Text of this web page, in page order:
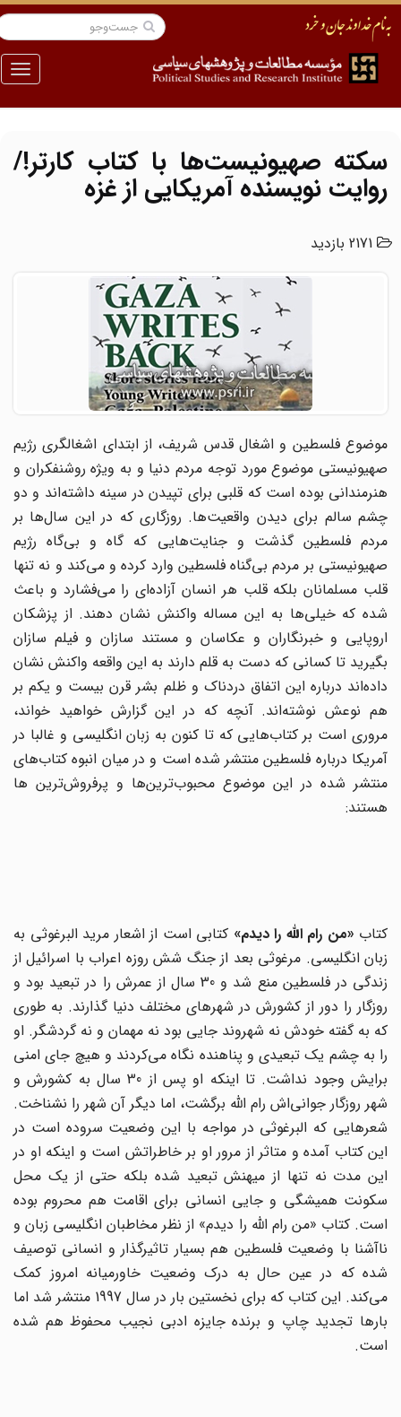
منو
سکته صهیونیست‌ها با کتاب کارتر!/
روایت نویسنده آمریکایی از غزه
2171 بازدید
موضوع فلسطین و اشغال قدس شریف، از ابتدای اشغالگری رژیم
صهیونیستی موضوع مورد توجه مردم دنیا و به ویژه روشنفکران و
هنرمندانی بوده است که قلبی برای تپیدن در سینه داشته‌اند و دو
چشم سالم برای دیدن واقعیت‌ها. روزگاری که در این سال‌ها بر
مردم فلسطین گذشت و جنایت‌هایی که گاه و بی‌گاه رژیم
صهیونیستی بر مردم بی‌گناه فلسطین وارد کرده و می‌کند و نه تنها
قلب مسلمانان بلکه قلب هر انسان آزاده‌ای را می‌فشارد و باعث
شده که خیلی‌ها به این مساله واکنش نشان دهند. از پزشکان
اروپایی و خبرنگاران و عکاسان و مستند سازان و فیلم سازان
بگیرید تا کسانی که دست به قلم دارند به این واقعه واکنش نشان
داده‌اند درباره این اتفاق دردناک و ظلم بشر قرن بیست و یکم بر
هم نوعش نوشته‌اند. آنچه که در این گزارش خواهید خواند،
مروری است بر کتاب‌هایی که تا کنون به زبان انگلیسی و غالبا در
آمریکا درباره فلسطین منتشر شده است و در میان انبوه کتاب‌های
منتشر شده در این موضوع محبوب‌ترین‌ها و پرفروش‌ترین ها
هستند:
کتاب«من رام الله را دیدم»کتابی است از اشعار مرید البرغوثی به
زبان انگلیسی. مرغوثی بعد از جنگ شش روزه اعراب با اسرائیل از
زندگی در فلسطین منع شد و 30 سال از عمرش را در تبعید بود و
روزگار را دور از کشورش در شهرهای مختلف دنیا گذارند. به طوری
که به گفته خودش نه شهروند جایی بود نه مهمان و نه گردشگر. او
را به چشم یک تبعیدی و پناهنده نگاه می‌کردند و هیچ جای امنی
برایش وجود نداشت. تا اینکه او پس از 30 سال به کشورش و
شهر روزگار جوانی‌اش رام الله برگشت، اما دیگر آن شهر را نشناخت.
شعرهایی که البرغوثی در مواجه با این وضعیت سروده است در
این کتاب آمده و متاثر از مرور او بر خاطراتش است و اینکه او در
این مدت نه تنها از میهنش تبعید شده بلکه حتی از یک محل
سکونت همیشگی و جایی انسانی برای اقامت هم محروم بوده
است. کتاب «من رام الله را دیدم» از نظر مخاطبان انگلیسی زبان و
ناآشنا با وضعیت فلسطین هم بسیار تاثیرگذار و انسانی توصیف
شده که در عین حال به درک وضعیت خاورمیانه امروز کمک
می‌کند. این کتاب که برای نخستین بار در سال 1997 منتشر شد اما
بارها تجدید چاپ و برنده جایزه ادبی نجیب محفوظ هم شده
است.